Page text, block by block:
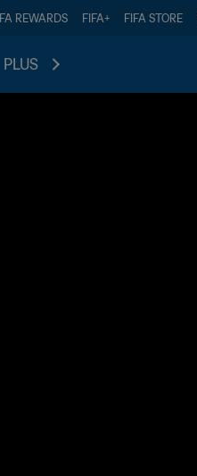
REWARDS FIFA+ FIFA STORE
PLUS